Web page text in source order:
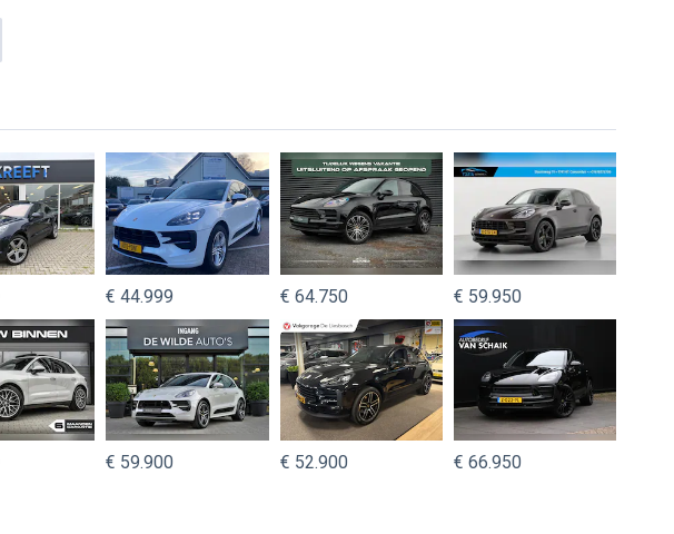
€ 44.999 € 64.750 € 59.950
€ 59.900 € 52.900 € 66.950